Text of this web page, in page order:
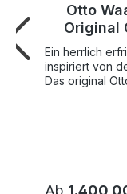
Otto
Original
Ein herrlich
inspiriert von
Das original
Ab